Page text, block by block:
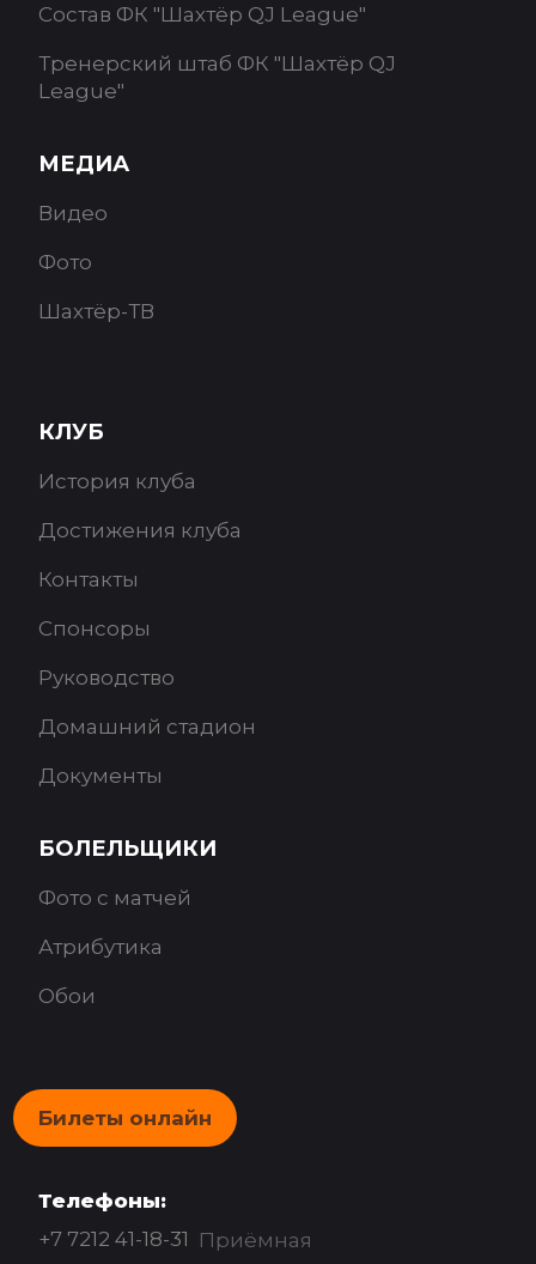
Состав ФК "Шахтёр QJ League"
Тренерский штаб ФК "Шахтёр QJ
League"
МЕДИА
Видео
Фото
Шахтёр-ТВ
КЛУБ
История клуба
Достижения клуба
Контакты
Спонсоры
Руководство
Домашний стадион
Документы
БОЛЕЛЬЩИКИ
Фото с матчей
Атрибутика
Обои
Билеты онлайн
Телефоны:
+7 7212 41-18-31 Приёмная